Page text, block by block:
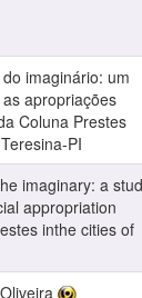
imaginário: um
apropriações
Coluna Prestes
PI
imaginary: a
appropriation
inthe cities of